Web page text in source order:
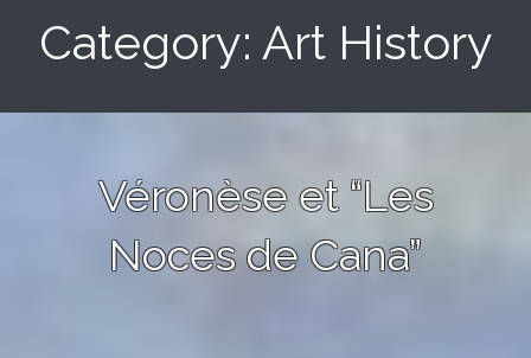
Category: Art History
Véronèse et “Les
Noces de Cana”